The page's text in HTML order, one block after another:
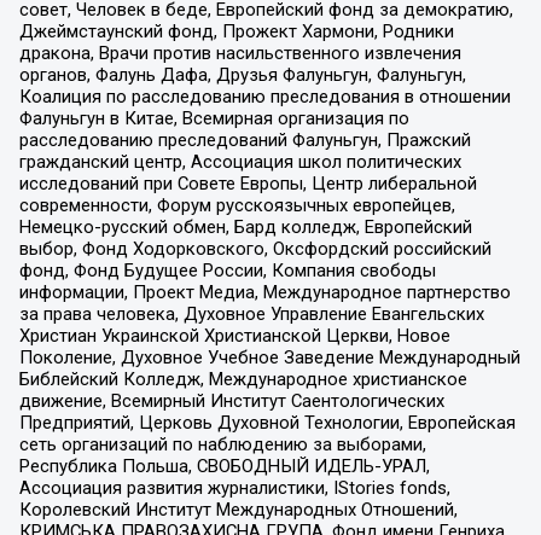
совет, Человек в беде, Европейский фонд за демократию,
Джеймстаунский фонд, Прожект Хармони, Родники
дракона, Врачи против насильственного извлечения
органов, Фалунь Дафа, Друзья Фалуньгун, Фалуньгун,
Коалиция по расследованию преследования в отношении
Фалуньгун в Китае, Всемирная организация по
расследованию преследований Фалуньгун, Пражский
гражданский центр, Ассоциация школ политических
исследований при Совете Европы, Центр либеральной
современности, Форум русскоязычных европейцев,
Немецко-русский обмен, Бард колледж, Европейский
выбор, Фонд Ходорковского, Оксфордский российский
фонд, Фонд Будущее России, Компания свободы
информации, Проект Медиа, Международное партнерство
за права человека, Духовное Управление Евангельских
Христиан Украинской Христианской Церкви, Новое
Поколение, Духовное Учебное Заведение Международный
Библейский Колледж, Международное христианское
движение, Всемирный Институт Саентологических
Предприятий, Церковь Духовной Технологии, Европейская
сеть организаций по наблюдению за выборами,
Республика Польша, СВОБОДНЫЙ ИДЕЛЬ-УРАЛ,
Ассоциация развития журналистики, IStories fonds,
Королевский Институт Международных Отношений,